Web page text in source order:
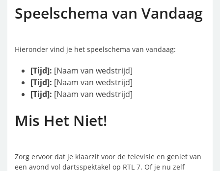
Speelschema van Vandaag
Hieronder vind je het speelschema van vandaag:
[Tijd]: [Naam van wedstrijd]
[Tijd]: [Naam van wedstrijd]
[Tijd]: [Naam van wedstrijd]
Mis Het Niet!
Zorg ervoor dat je klaarzit voor de televisie en geniet van
een avond vol dartsspektakel op RTL 7. Of je nu zelf